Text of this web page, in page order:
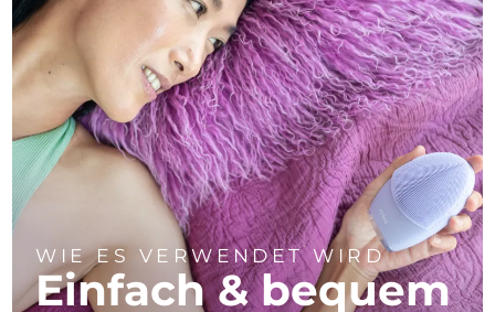
WIE ES VERWENDET WIRD
Einfach & bequem